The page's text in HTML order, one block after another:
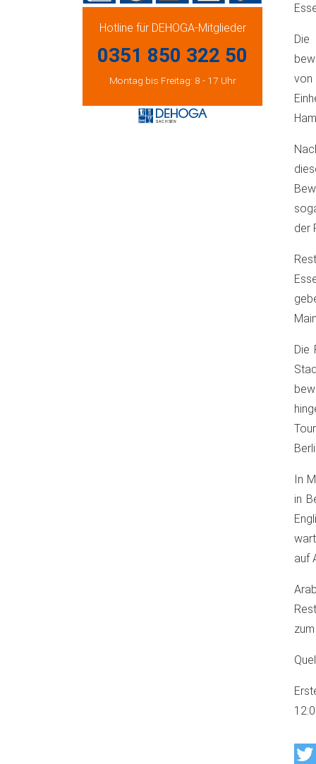
Hotline für DEHOGA-Mitglieder
0351 850 322 50
Montag bis Freitag: 8 - 17 Uhr
von
der
Die
In
in
auf